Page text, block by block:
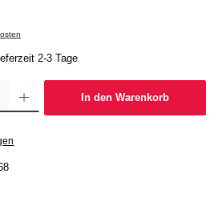
2-3 Tage
Wert ein oder benutze die Schaltflächen um die
In den Warenkorb